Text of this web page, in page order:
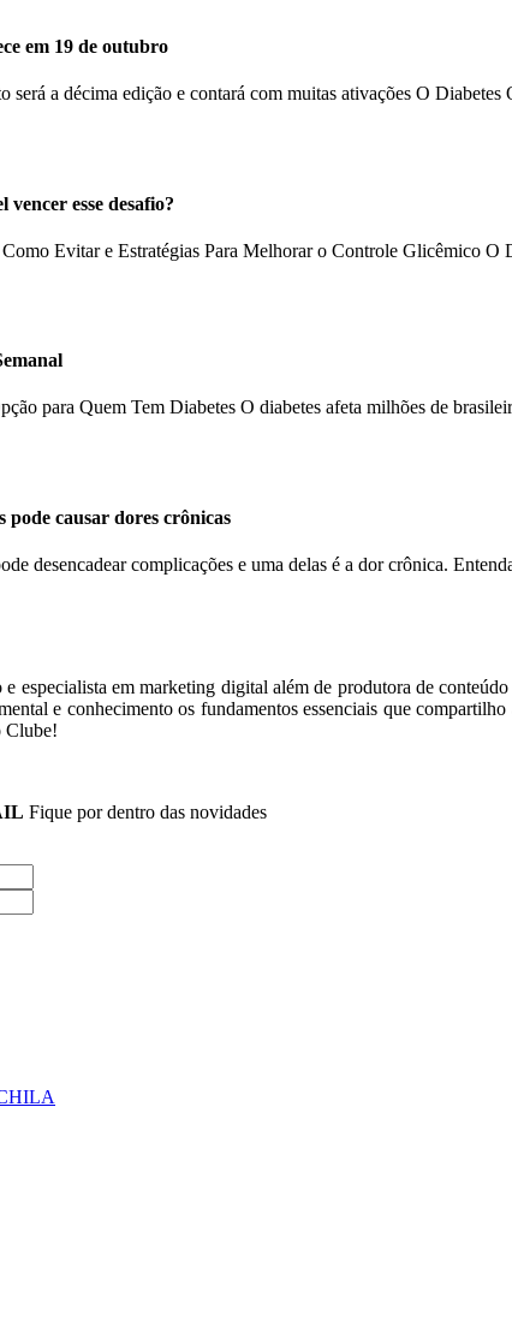
em 19 de outubro
será a décima edição e contará com muitas ativações O
vencer esse desafio?
Evitar e Estratégias Para Melhorar o Controle Glicêmico
para Quem Tem Diabetes O diabetes afeta milhões de
pode causar dores crônicas
desencadear complicações e uma delas é a dor crônica.
especialista em marketing digital além de produtora de
e conhecimento os fundamentos essenciais que
Clube!
Fique por dentro das novidades